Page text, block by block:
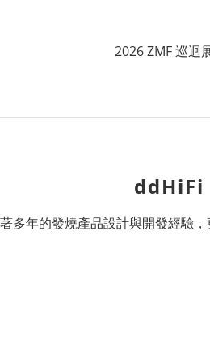
2026 ZMF 巡迴
ddHiFi
多年的發燒產品設計與開發經驗